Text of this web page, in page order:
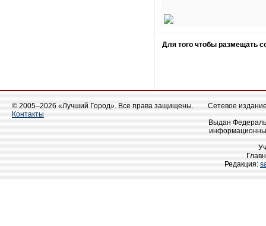
Для того чтобы размещать
© 2005–2026 «Лучший Город». Все права защищены.
Контакты
Сетевое
Выдан
Редакция: